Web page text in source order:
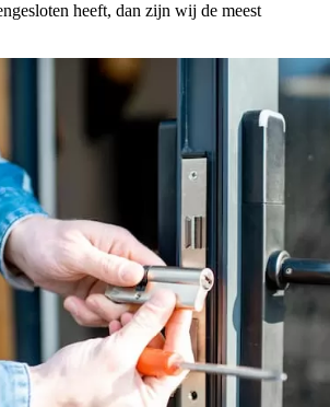
heeft, dan zijn wij de meest